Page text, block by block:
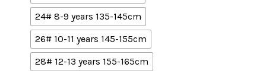
24# 8-9 years 135-145cm
26# 10-11 years 145-155cm
28# 12-13 years 155-165cm